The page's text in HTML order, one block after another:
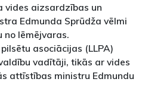
vides aizsardzības un
Edmunda Sprūdža vēlmi
lēmējvaras.
asociācijas (LLPA)
vadītāji, tikās ar vides
attīstības ministru Edmundu